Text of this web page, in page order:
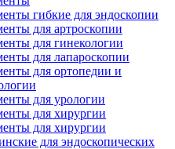
гибкие для эндоскопии
для артроскопии
для гинекологии
для лапароскопии
для ортопедии и
для урологии
для хирургии
для хирургии
для эндоскопических